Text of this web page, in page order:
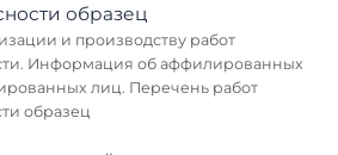
и производству работ
Информация об аффилированных
лиц. Перечень работ
образец